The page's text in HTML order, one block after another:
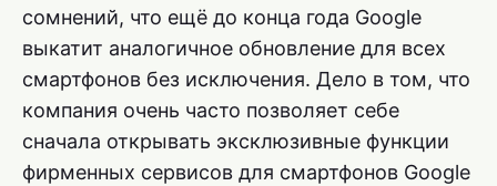
сомнений, что ещё до конца года Google
выкатит аналогичное обновление для всех
смартфонов без исключения. Дело в том, что
компания очень часто позволяет себе
сначала открывать эксклюзивные функции
фирменных сервисов для смартфонов Google